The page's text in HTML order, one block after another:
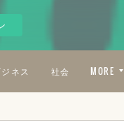
ジネス 社会 MORE